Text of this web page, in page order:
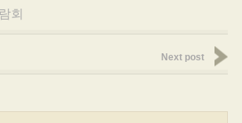
회
Next post